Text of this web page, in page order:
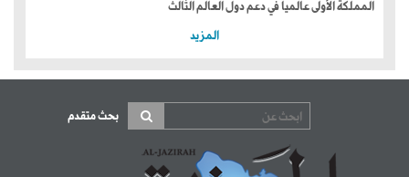
المملكة الأولى عالمياً في دعم دول العالم الثالث
المزيد
بحث متقدم